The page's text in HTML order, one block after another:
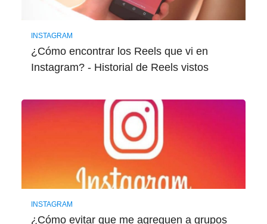
INSTAGRAM
¿Cómo encontrar los Reels que vi en
Instagram? - Historial de Reels vistos
INSTAGRAM
¿Cómo evitar que me agreguen a grupos